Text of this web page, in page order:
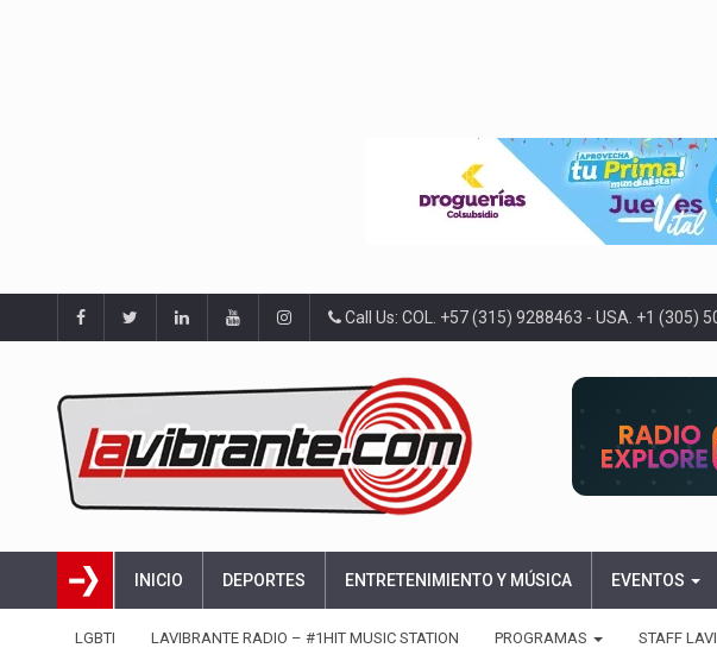
Call Us: COL. +57 (315) 9288463 - USA. +1 (305)
INICIO DEPORTES ENTRETENIMIENTO Y MÚSICA EVENTOS
LGBTI LAVIBRANTE RADIO – #1HIT MUSIC STATION PROGRAMAS STAFF